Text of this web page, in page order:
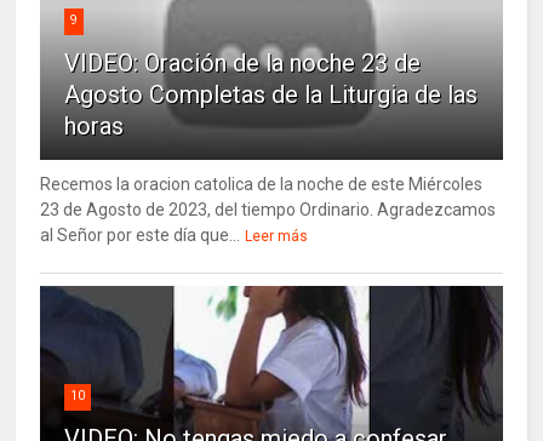
9
VIDEO: Oración de la noche 23 de
Agosto Completas de la Liturgia de las
horas
Recemos la oracion catolica de la noche de este Miércoles
23 de Agosto de 2023, del tiempo Ordinario. Agradezcamos
al Señor por este día que... Leer más
10